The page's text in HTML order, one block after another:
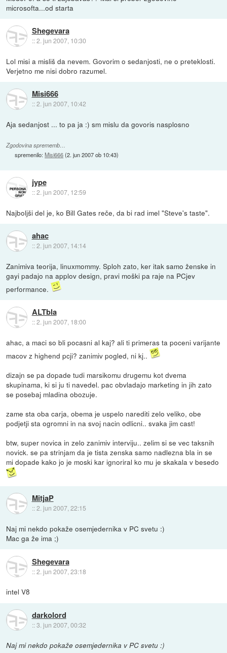
microsofta...od starta
Shegevara
::2. jun 2007, 10:30
Lol misi a misliš da nevem. Govorim o sedanjosti, ne o preteklosti.
Verjetno me nisi dobro razumel.
Misi666
::2. jun 2007, 10:42
Aja sedanjost ... to pa ja :) sm mislu da govoris nasplosno
Zgodovina sprememb…
spremenilo:Misi666(2. jun 2007 ob 10:43)
jype
::2. jun 2007, 12:59
Najboljši del je, ko Bill Gates reče, da bi rad imel "Steve's taste".
ahac
::2. jun 2007, 14:14
Zanimiva teorija, linuxmommy. Sploh zato, ker itak samo ženske in
gayi padajo na applov design, pravi moški pa raje na PCjev
performance.
ALTbla
::2. jun 2007, 18:00
ahac, a maci so bli pocasni al kaj? ali ti primeras ta poceni varijante
macov z highend pcji? zanimiv pogled, ni kj..
dizajn se pa dopade tudi marsikomu drugemu kot dvema
skupinama, ki si ju ti navedel. pac obvladajo marketing in jih zato
se posebaj mladina obozuje.
zame sta oba carja, obema je uspelo narediti zelo veliko, obe
podjetji sta ogromni in na svoj nacin odlicni.. svaka jim cast!
btw, super novica in zelo zanimiv interviju.. zelim si se vec taksnih
novick. se pa strinjam da je tista zenska samo nadlezna bla in se
mi dopade kako jo je moski kar ignoriral ko mu je skakala v besedo
MitjaP
::2. jun 2007, 22:15
Naj mi nekdo pokaže osemjedernika v PC svetu :)
Mac ga že ima ;)
Shegevara
::2. jun 2007, 23:18
intel V8
darkolord
::3. jun 2007, 00:32
Naj mi nekdo pokaže osemjedernika v PC svetu :)